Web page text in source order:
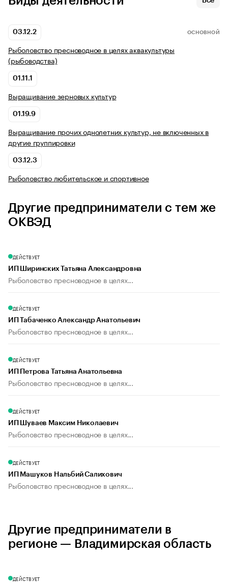
03.12.2 ОСНОВНОЙ
Рыболовство пресноводное в целях аквакультуры
(рыбоводства)
01.11.1
Выращивание зерновых культур
01.19.9
Выращивание прочих однолетних культур, не включенных в
другие группировки
03.12.3
Рыболовство любительское и спортивное
Другие предприниматели с тем же
ОКВЭД
ДЕЙСТВУЕТ
ИП Ширинских Татьяна Александровна
Рыболовство пресноводное в целях...
ДЕЙСТВУЕТ
ИП Табаченко Александр Анатольевич
Рыболовство пресноводное в целях...
ДЕЙСТВУЕТ
ИП Петрова Татьяна Анатольевна
Рыболовство пресноводное в целях...
ДЕЙСТВУЕТ
ИП Шуваев Максим Николаевич
Рыболовство пресноводное в целях...
ДЕЙСТВУЕТ
ИП Машуков Нальбий Салихович
Рыболовство пресноводное в целях...
Другие предприниматели в
регионе — Владимирская область
ДЕЙСТВУЕТ